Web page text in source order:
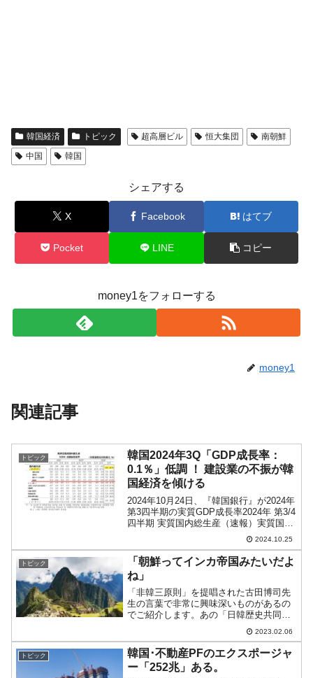
韓国経済 トピック 超高層ビル 恒大集団
南朝鮮
中国
韓国
シェアする
X Facebook はてブ
Pocket LINE コピー
money1をフォローする
money1
関連記事
トピック
韓国2024年3Q「GDP成長率：
0.1％」低調 ！ 建設業の不振が韓
国経済を傾ける
2024年10月24日、『韓国銀行』が2024年
第3四半期の実質GDP成長率2024年 第3/4
四半期 実質国内総生産（速報）実質国内
総生産（GDP）は、前期比 0.1％ 成長
（前年同期比 1.5％ 成長）実質国内総所
得（GDI）は、前期比...
2024.10.25
トピック
「朝鮮ってインカ帝国みたいだよ
ね」
「非韓三原則」を提唱された古田博司先
生の言葉で非常に興味深いものがあるの
でご紹介します。あの「日韓歴史共同会
議」の際に、ある先生と以下のような会
話を交わしたことがあるそうです。古田
先生「朝鮮ってインカ帝国みたいだよ
ね」某先生「それオレも思っ...
2023.02.06
トピック
韓国･不動産PFのエクスポージャ
ー「252兆」ある。